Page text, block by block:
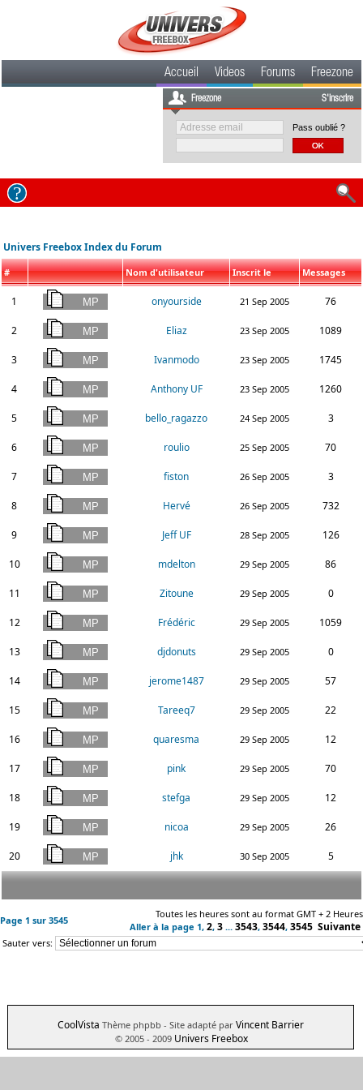
Accueil Videos Forums Freezone
Freezone S'inscrire
Pass oublié ?
Univers Freebox Index du Forum
# Nom d'utilisateur Inscrit le Messages
1 onyourside 21 Sep 2005 76
2 Eliaz 23 Sep 2005 1089
3 Ivanmodo 23 Sep 2005 1745
4 Anthony UF 23 Sep 2005 1260
5 bello_ragazzo 24 Sep 2005 3
6 roulio 25 Sep 2005 70
7 fiston 26 Sep 2005 3
8 Hervé 26 Sep 2005 732
9 Jeff UF 28 Sep 2005 126
10 mdelton 29 Sep 2005 86
11 Zitoune 29 Sep 2005 0
12 Frédéric 29 Sep 2005 1059
13 djdonuts 29 Sep 2005 0
14 jerome1487 29 Sep 2005 57
15 Tareeq7 29 Sep 2005 22
16 quaresma 29 Sep 2005 12
17 pink 29 Sep 2005 70
18 stefga 29 Sep 2005 12
19 nicoa 29 Sep 2005 26
20 jhk 30 Sep 2005 5
Page 1 sur 3545
Toutes les heures sont au format GMT + 2 Heures
Aller à la page 1, 2, 3 ... 3543, 3544, 3545 Suivante
Sauter vers:
CoolVista Thème phpbb - Site adapté par Vincent Barrier
© 2005 - 2009 Univers Freebox